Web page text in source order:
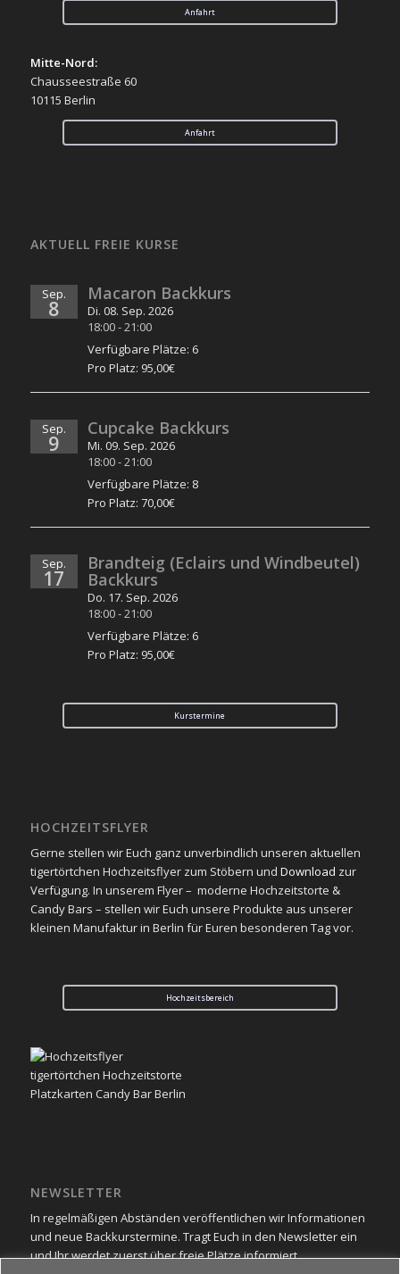
Anfahrt
Mitte-Nord:
Chausseestraße 60
10115 Berlin
Anfahrt
AKTUELL FREIE KURSE
Sep.
8
Macaron Backkurs
Di. 08. Sep. 2026
18:00-21:00
Verfügbare Plätze: 6
Pro Platz: 95,00€
Sep.
9
Cupcake Backkurs
Mi. 09. Sep. 2026
18:00-21:00
Verfügbare Plätze: 8
Pro Platz: 70,00€
Sep.
17
Brandteig (Eclairs und Windbeutel)
Backkurs
Do. 17. Sep. 2026
18:00-21:00
Verfügbare Plätze: 6
Pro Platz: 95,00€
Kurstermine
HOCHZEITSFLYER
Gerne stellen wir Euch ganz unverbindlich unseren aktuellen
tigertörtchen Hochzeitsflyer zum Stöbern und Download zur
Verfügung. In unserem Flyer – moderne Hochzeitstorte &
Candy Bars – stellen wir Euch unsere Produkte aus unserer
kleinen Manufaktur in Berlin für Euren besonderen Tag vor.
Hochzeitsbereich
NEWSLETTER
In regelmäßigen Abständen veröffentlichen wir Informationen
und neue Backkurstermine. Tragt Euch in den Newsletter ein
und Ihr werdet zuerst über freie Plätze informiert.